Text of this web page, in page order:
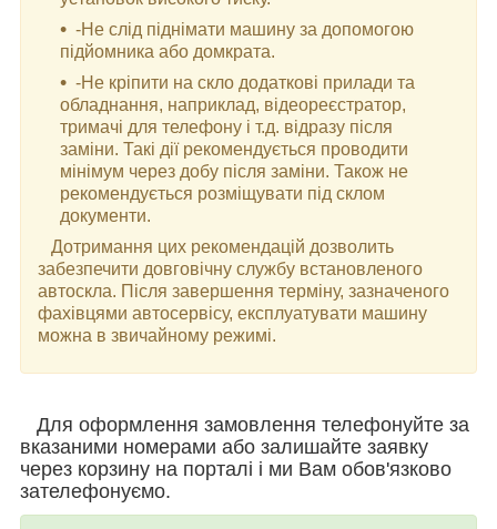
-Не слід піднімати машину за допомогою
підйомника або домкрата.
-Не кріпити на скло додаткові прилади та
обладнання, наприклад, відеореєстратор,
тримачі для телефону і т.д. відразу після
заміни. Такі дії рекомендується проводити
мінімум через добу після заміни. Також не
рекомендується розміщувати під склом
документи.
Дотримання цих рекомендацій дозволить
забезпечити довговічну службу встановленого
автоскла. Після завершення терміну, зазначеного
фахівцями автосервісу, експлуатувати машину
можна в звичайному режимі.
Для оформлення замовлення телефонуйте за
вказаними номерами або залишайте заявку
через корзину на порталі і ми Вам обов'язково
зателефонуємо.